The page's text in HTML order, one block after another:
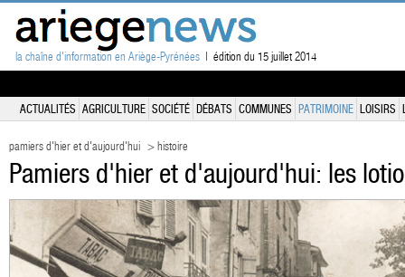
la chaîne d'information en Ariège-Pyrénées | édition du 15 juillet 2014
ACTUALITÉS AGRICULTURE SOCIÉTÉ DÉBATS COMMUNES PATRIMOINE LOISIRS
pamiers d'hier et d'aujourd'hui > histoire
Pamiers d'hier et d'aujourd'hui: les